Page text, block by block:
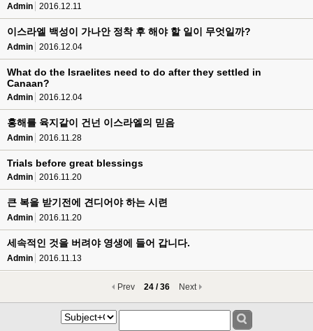
Admin 2016.12.11
이스라엘 백성이 가나안 정착 후 해야 할 일이 무엇일까?
Admin 2016.12.04
What do the Israelites need to do after they settled in
Canaan?
Admin 2016.12.04
홍해를 육지같이 건넌 이스라엘의 믿음
Admin 2016.11.28
Trials before great blessings
Admin 2016.11.20
큰 복을 받기전에 견디어야 하는 시련
Admin 2016.11.20
세속적인 것을 버려야 영생에 들어 갑니다.
Admin 2016.11.13
Prev 24 / 36 Next